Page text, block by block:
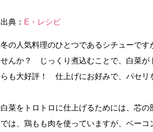
出典： E・レシピ
冬の人気料理のひとつであるシチューで
せんか？ じっくり煮込むことで、白菜が
らも大好評！ 仕上げにお好みで、パセリ
白菜をトロトロに仕上げるためには、芯
では、鶏もも肉を使っていますが、ベー